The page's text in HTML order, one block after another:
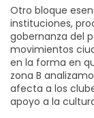
Otro bloque
instituciones,
gobernanza del
movimientos
en la forma en
zona B
afecta a los
apoyo a la